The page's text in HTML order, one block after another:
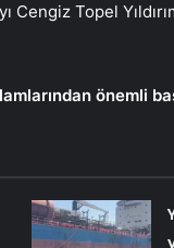
Topel
önemli